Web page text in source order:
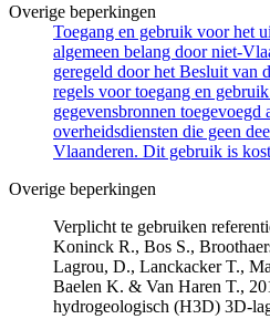
Overige beperkingen
Toegang en gebruik voor het
algemeen belang door niet-
geregeld door het Besluit van
regels voor toegang en
gegevensbronnen
overheidsdiensten die geen
Vlaanderen. Dit gebruik is
Overige beperkingen
Verplicht te gebruiken
Koninck R., Bos S.,
Lagrou, D., Lanckacker T.,
Baelen K. & Van Haren T.,
hydrogeologisch (H3D) 3D-